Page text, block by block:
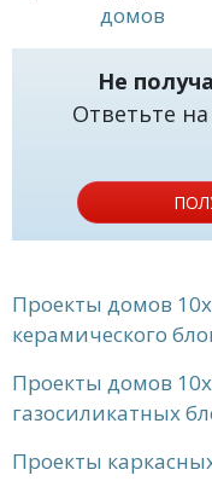
домов
Не
Ответьте
Проекты домов
керамического
Проекты домов
газосиликатных
Проекты